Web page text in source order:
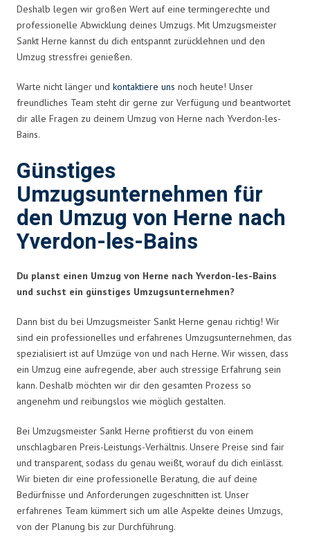
Deshalb legen wir großen Wert auf eine termingerechte und
professionelle Abwicklung deines Umzugs. Mit Umzugsmeister
Sankt Herne kannst du dich entspannt zurücklehnen und den
Umzug stressfrei genießen.
Warte nicht länger und kontaktiere uns noch heute! Unser
freundliches Team steht dir gerne zur Verfügung und beantwortet
dir alle Fragen zu deinem Umzug von Herne nach Yverdon-les-
Bains.
Günstiges
Umzugsunternehmen für
den Umzug von Herne nach
Yverdon-les-Bains
Du planst einen Umzug von Herne nach Yverdon-les-Bains
und suchst ein günstiges Umzugsunternehmen?
Dann bist du bei Umzugsmeister Sankt Herne genau richtig! Wir
sind ein professionelles und erfahrenes Umzugsunternehmen, das
spezialisiert ist auf Umzüge von und nach Herne. Wir wissen, dass
ein Umzug eine aufregende, aber auch stressige Erfahrung sein
kann. Deshalb möchten wir dir den gesamten Prozess so
angenehm und reibungslos wie möglich gestalten.
Bei Umzugsmeister Sankt Herne profitierst du von einem
unschlagbaren Preis-Leistungs-Verhältnis. Unsere Preise sind fair
und transparent, sodass du genau weißt, worauf du dich einlässt.
Wir bieten dir eine professionelle Beratung, die auf deine
Bedürfnisse und Anforderungen zugeschnitten ist. Unser
erfahrenes Team kümmert sich um alle Aspekte deines Umzugs,
von der Planung bis zur Durchführung.